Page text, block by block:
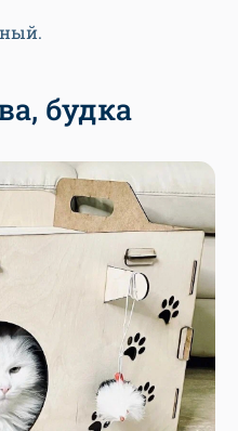
будка